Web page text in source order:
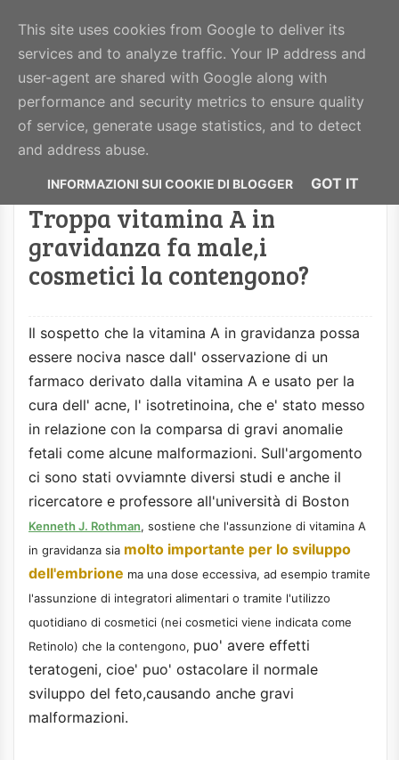
BeautyHealthy
MENU
Visualizzazione post con etichettagravidanza.
Mostra tutti i post
Troppa vitamina A in
gravidanza fa male,i
cosmetici la contengono?
Il sospetto che la vitamina A in gravidanza possa
essere nociva nasce dall' osservazione di un
farmaco derivato dalla vitamina A e usato per la
cura dell' acne, l' isotretinoina, che e' stato messo
in relazione con la comparsa di gravi anomalie
fetali come alcune malformazioni. Sull'argomento
ci sono stati ovviamnte diversi studi e anche il
ricercatore e professore all'università di Boston
Kenneth J. Rothman, sostiene che l'assunzione di vitamina A
in gravidanza sia molto importante per lo sviluppo
dell'embrione ma una dose eccessiva, ad esempio tramite
l'assunzione di integratori alimentari o tramite l'utilizzo
quotidiano di cosmetici (nei cosmetici viene indicata come
Retinolo) che la contengono, puo' avere effetti
teratogeni, cioe' puo' ostacolare il normale
sviluppo del feto,causando anche gravi
malformazioni.
This site uses cookies from Google to deliver its
services and to analyze traffic. Your IP address and
user-agent are shared with Google along with
performance and security metrics to ensure quality
of service, generate usage statistics, and to detect
and address abuse.
GOT IT